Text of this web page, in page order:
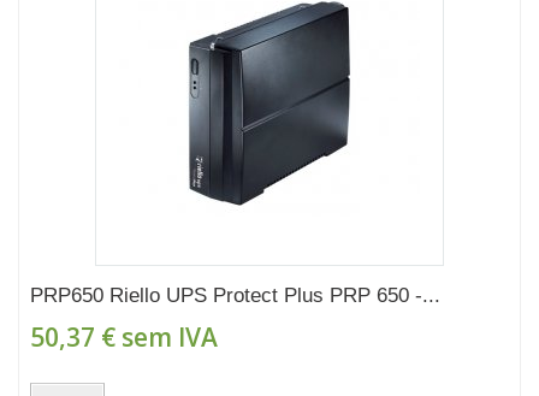
PRP650 Riello UPS Protect Plus PRP 650 -...
50,37 € sem IVA